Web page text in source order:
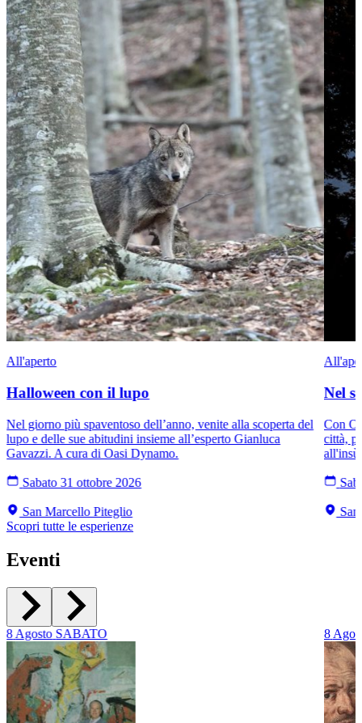
All'aperto
Halloween con il lupo
Nel giorno più spaventoso dell’anno, venite alla scoperta del
lupo e delle sue abitudini insieme all’esperto Gianluca
Gavazzi. A cura di Oasi Dynamo.
Sabato 31 ottobre 2026
San Marcello Piteglio
Nel
Con
città,
all'insù.
Scopri tutte le esperienze
Eventi
8Agosto SABATO 8